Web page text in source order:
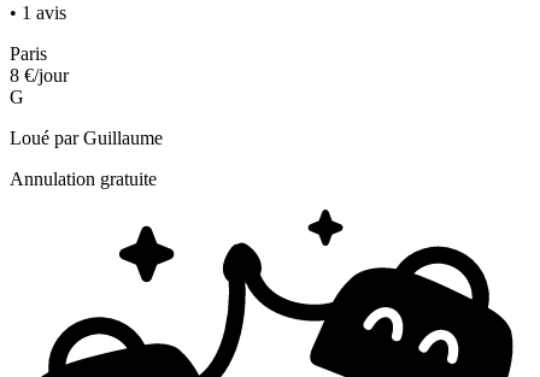
• 1 avis
Paris
8 €/jour
G
Loué parGuillaume
Annulation gratuite